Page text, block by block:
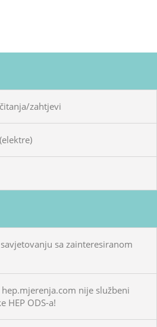
zahtjevi
sa zainteresiranom
nije službeni
HEP ODS-a!